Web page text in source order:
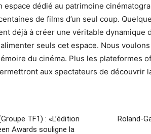
dédié au patrimoine
de films d’un seul coup.
déjà à créer une véritable dynamique
seuls cet espace. Nous
du cinéma. Plus les plateformes
aux spectateurs de découvrir
TF1) : «L’édition
Awards souligne la
Roland-